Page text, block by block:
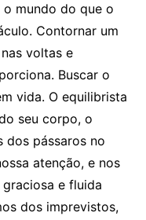
do que o
Contornar um
voltas e
Buscar o
vida. O equilibrista
seu corpo, o
dos pássaros no
atenção, e nos
e fluida
dos imprevistos,